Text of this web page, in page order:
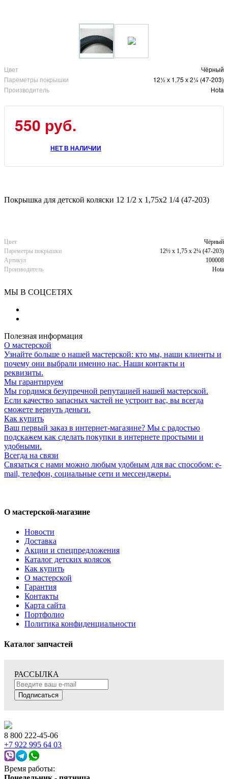
Цвет
Чёрный
Пареметры покрышки
12½ х 1,75 х 2¼ (47-203)
Производитель
Hota
550 руб.
НЕТ В НАЛИЧИИ
Покрышка для детской коляски 12 1/2 x 1,75х2 1/4 (47-203)
Цвет
Чёрный
Пареметры покрышки
12½ х 1,75 х 2¼ (47-203)
Артикул
100008
Производитель
Hota
МЫ В СОЦСЕТЯХ
Полезная информация
О мастерской
Узнайте больше о нашей мастерской: кто мы, наши клиенты и
почему они выбрали именно нас. Наши контакты и
реквизиты.
Мы гарантируем
Мы гордимся безупречной репутацией нашей мастерской.
Если качество запасных частей не устроит вас, вы всегда
сможете вернуть деньги.
Как купить
Ваш первый заказ в интернет-магазине? Мы с радостью
подскажем как сделать покупки в интернете простыми и
удобными.
Всегда на связи
Связаться с нами можно любым удобным для вас способом: e-
mail, телефон, социальные сети и мессенджеры.
О мастерской-магазине
Новости
Доставка
Акции и спецпредложения
Каталог детских колясок
Как купить
О мастерской
Гарантия
Контакты
Карта сайта
Портфолио
Политика конфиденциальности
Каталог запчастей
РАССЫЛКА
Подписаться
8 800 222-45-06
+7 922 995 64 03
Время работы: